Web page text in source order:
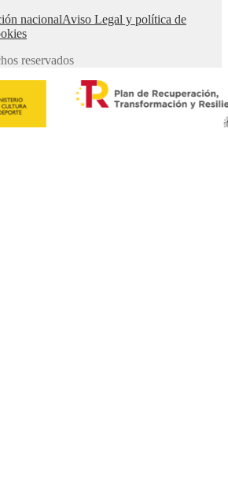
nacionalAviso Legal y política de
reservados